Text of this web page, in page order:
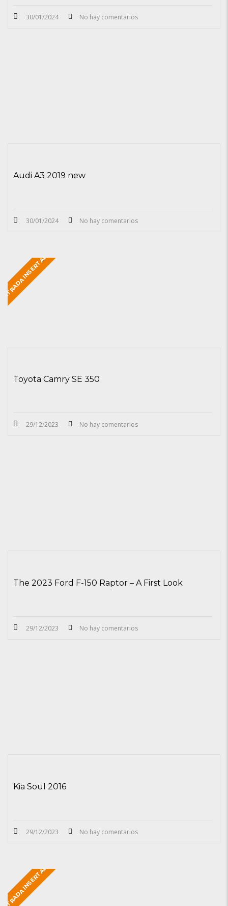
30/01/2024 No hay comentarios
Audi A3 2019 new
30/01/2024 No hay comentarios
INSERTADA
Toyota Camry SE 350
29/12/2023 No hay comentarios
The 2023 Ford F-150 Raptor – A First Look
29/12/2023 No hay comentarios
Kia Soul 2016
29/12/2023 No hay comentarios
INSERTADA